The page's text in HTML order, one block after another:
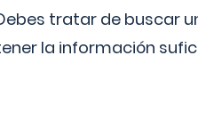
tratar de buscar
la información